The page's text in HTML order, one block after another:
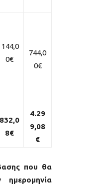
144,0
0€
744,0
0€
832,0
8€
4.29
9,08
€
που θα